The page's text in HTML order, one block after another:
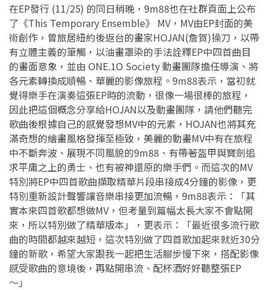
在EP發行 (11/25) 的同日稍晚，9m88也在社群頁面上公布
了《This Temporary Ensemble》 MV，MV由EP封面的美
術創作，曾旅居紐約後返台的畫家HOJAN(詹賀)操刀，以帶
有立體主義的筆觸，以油畫罩染的手法詮釋EP中四首曲目
的畫面意象，並由 ONE.1O Society 動畫團隊擔任導演、將
各元素轉換成順暢、華麗的影像旅程。9m88表示，當初就
覺得樂手在演奏這張EP時的流動，很像一場很棒的旅程，
因此把這個概念分享給HOJAN以及動畫團隊，請他們聽完
歌曲後根據自己的感覺發想MV中的元素，HOJAN也將其充
滿奇想的繪畫風格發揮至極致，美麗的動畫MV中有在旅程
中不斷奔波、展現不同風貌的9m88、有帶著盔甲與寶劍追
求平庸之上的勇士、也有被神還原的樂手們。而這次的MV
特別將EP中四首歌曲擷取精華片段串接成4分鐘的影像，更
特別重新設計聲響讓音樂串接更加流暢，9m88表示：「其
實本來四首歌都想做MV，但考量到篇幅太長大家不會點開
來，所以特別做了精華版本」，更表示：「最近很多流行歌
曲的時間都越來越短，這次特別做了四首歌加起來就近30分
鐘的新歌，希望大家跟我一起把生活腳步慢下來，搭配影像
感受歌曲的意境後，再點開串流、配杯酒好好聽整張EP
～」